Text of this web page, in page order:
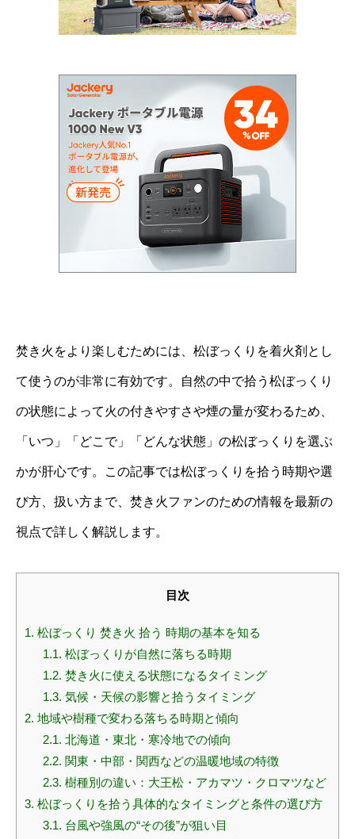
焚き火をより楽しむためには、松ぼっくりを着火剤とし
て使うのが非常に有効です。自然の中で拾う松ぼっくり
の状態によって火の付きやすさや煙の量が変わるため、
「いつ」「どこで」「どんな状態」の松ぼっくりを選ぶ
かが肝心です。この記事では松ぼっくりを拾う時期や選
び方、扱い方まで、焚き火ファンのための情報を最新の
視点で詳しく解説します。
目次
1. 松ぼっくり 焚き火 拾う 時期の基本を知る
1.1. 松ぼっくりが自然に落ちる時期
1.2. 焚き火に使える状態になるタイミング
1.3. 気候・天候の影響と拾うタイミング
2. 地域や樹種で変わる落ちる時期と傾向
2.1. 北海道・東北・寒冷地での傾向
2.2. 関東・中部・関西などの温暖地域の特徴
2.3. 樹種別の違い：大王松・アカマツ・クロマツなど
3. 松ぼっくりを拾う具体的なタイミングと条件の選び方
3.1. 台風や強風の“その後”が狙い目